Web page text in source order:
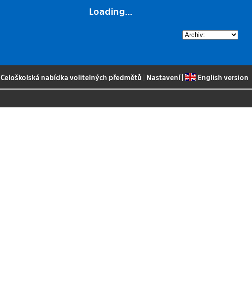
Loading...
|Celoškolská nabídka volitelných předmětů Nastavení| English version